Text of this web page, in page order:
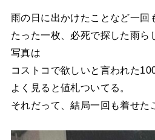
雨の日に出かけたことなど一回
たった一枚、必死で探した雨ら
写真は
コストコで欲しいと言われた
よく見ると値札ついてる。
それだって、結局一回も着せた